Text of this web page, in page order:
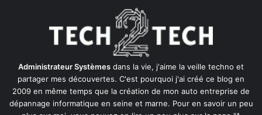
Administrateur Systèmes dans la vie, j'aime la veille techno et
partager mes découvertes. C'est pourquoi j'ai créé ce blog en
2009 en même temps que la création de mon auto entreprise de
dépannage informatique en seine et marne. Pour en savoir un peu